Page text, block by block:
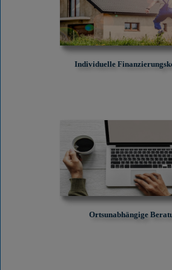
Individuelle
Ortsunabhängige